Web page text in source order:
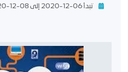
تبدأ 06-12-2020 إلى 08-12-2020 لمدة 24 ساعات